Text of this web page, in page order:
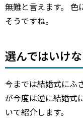
無難と言えます。 色
そうですね。
選んではいけ
今までは結婚式にふ
が今度は逆に結婚式
いて紹介します。